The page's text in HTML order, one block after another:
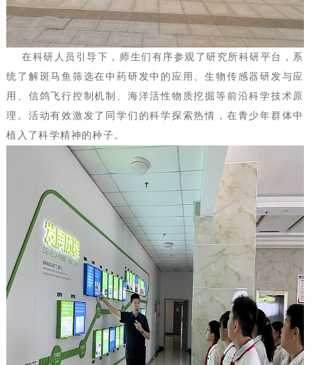
在科研人员引导下，师生们有序参观了研究所科研平台，系
统了解斑马鱼筛选在中药研发中的应用、生物传感器研发与应
用、信鸽飞行控制机制、海洋活性物质挖掘等前沿科学技术原
理。活动有效激发了同学们的科学探索热情，在青少年群体中
植入了科学精神的种子。